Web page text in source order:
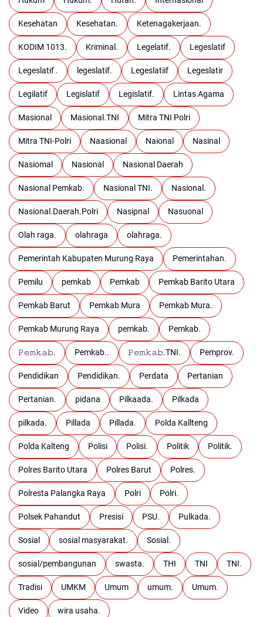
Kesehatan Kesehatan. Ketenagakerjaan.
KODIM 1013. Kriminal. Legelatif. Legeslatif
Legeslatif . legeslatif. Legeslatiif Legeslatir
Legilatif Legislatif Legislatif. Lintas Agama
Masional Masional.TNI Mitra TNI Polri
Mitra TNI-Polri Naasional Naional Nasinal
Nasiomal Nasional Nasional Daerah
Nasional Pemkab. Nasional TNI. Nasional.
Nasional.Daerah.Polri Nasipnal Nasuonal
Olah raga. olahraga olahraga.
Pemerintah Kabupaten Murung Raya Pemerintahan.
Pemilu pemkab Pemkab Pemkab Barito Utara
Pemkab Barut Pemkab Mura Pemkab Mura.
Pemkab Murung Raya pemkab. Pemkab.
𝙿𝚎𝚖𝚔𝚊𝚋. Pemkab.. 𝙿𝚎𝚖𝚔𝚊𝚋.TNI. Pemprov.
Pendidikan Pendidikan. Perdata Pertanian
Pertanian. pidana Pilkaada. Pilkada
pilkada. Pillada Pillada. Polda Kallteng
Polda Kalteng Polisi Polisi. Politik Politik.
Polres Barito Utara Polres Barut Polres.
Polresta Palangka Raya Polri Polri.
Polsek Pahandut Presisi PSU. Pulkada.
Sosial sosial masyarakat. Sosial.
sosial/pembangunan swasta. THI TNI TNI.
Tradisi UMKM Umum umum. Umum.
Video wira usaha.